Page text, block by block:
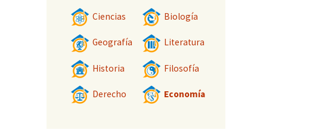
Ciencias Biología
Geografía Literatura
Historia Filosofía
Derecho Economía